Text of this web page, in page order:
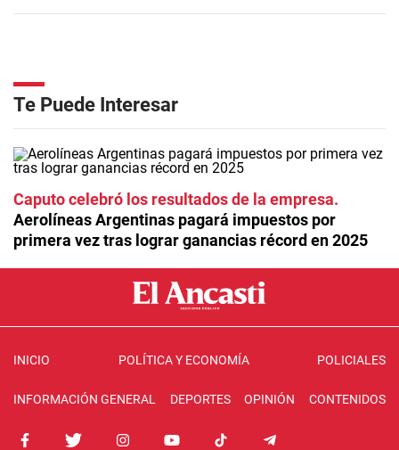
Te Puede Interesar
Caputo celebró los resultados de la empresa
Aerolíneas Argentinas pagará impuestos por
primera vez tras lograr ganancias récord en 2025
INICIO POLÍTICA Y ECONOMÍA POLICIALES
INFORMACIÓN GENERAL DEPORTES OPINIÓN CONTENIDOS